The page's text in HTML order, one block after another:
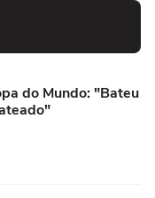
do Mundo: "Bateu